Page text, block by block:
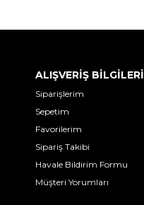
ALIŞVERİŞ BİLGİLERİ
Siparişlerim
Sepetim
Favorilerim
Sipariş Takibi
Havale Bildirim Formu
Müşteri Yorumları